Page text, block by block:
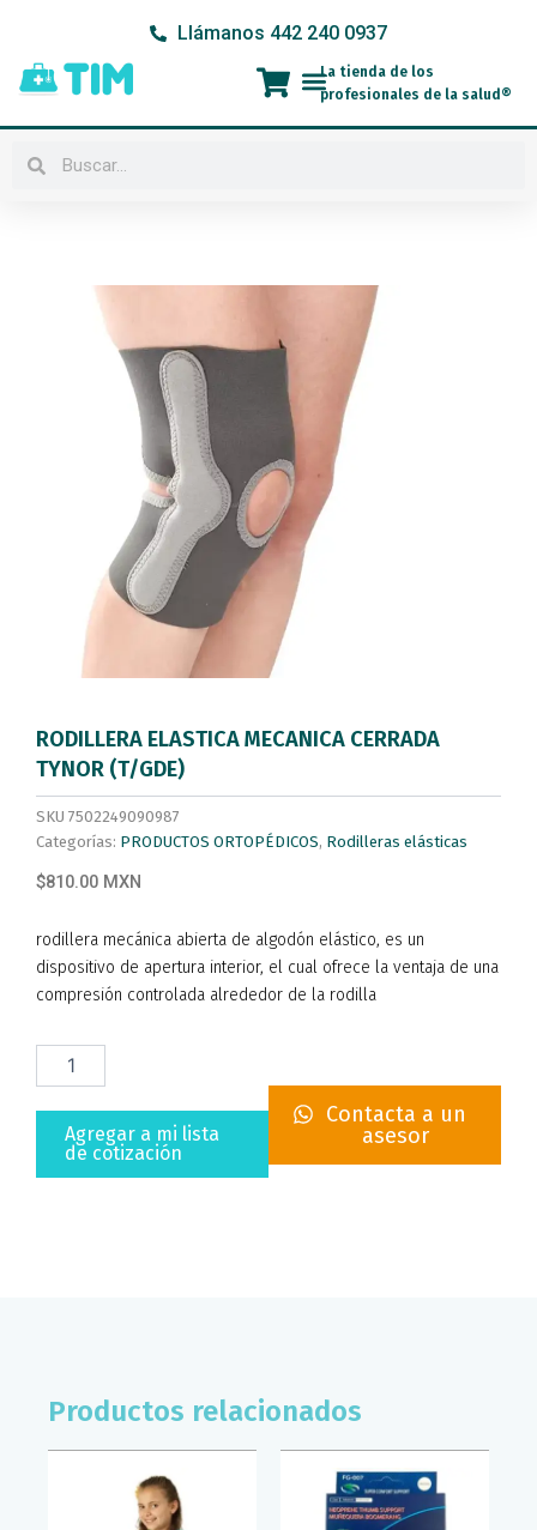
contenido
Llámanos 442 240 0937
Menú
La tienda de los
profesionales de la salud®
Buscar
RODILLERA ELASTICA MECANICA CERRADA
TYNOR (T/GDE)
SKU 7502249090987
Categorías: PRODUCTOS ORTOPÉDICOS, Rodilleras elásticas
$810.00 MXN
rodillera mecánica abierta de algodón elástico, es un
dispositivo de apertura interior, el cual ofrece la ventaja de una
compresión controlada alrededor de la rodilla
RODILLERA
ELASTICA
TYNOR
Agregar a mi lista
de cotización
Contacta a un
asesor
Productos relacionados